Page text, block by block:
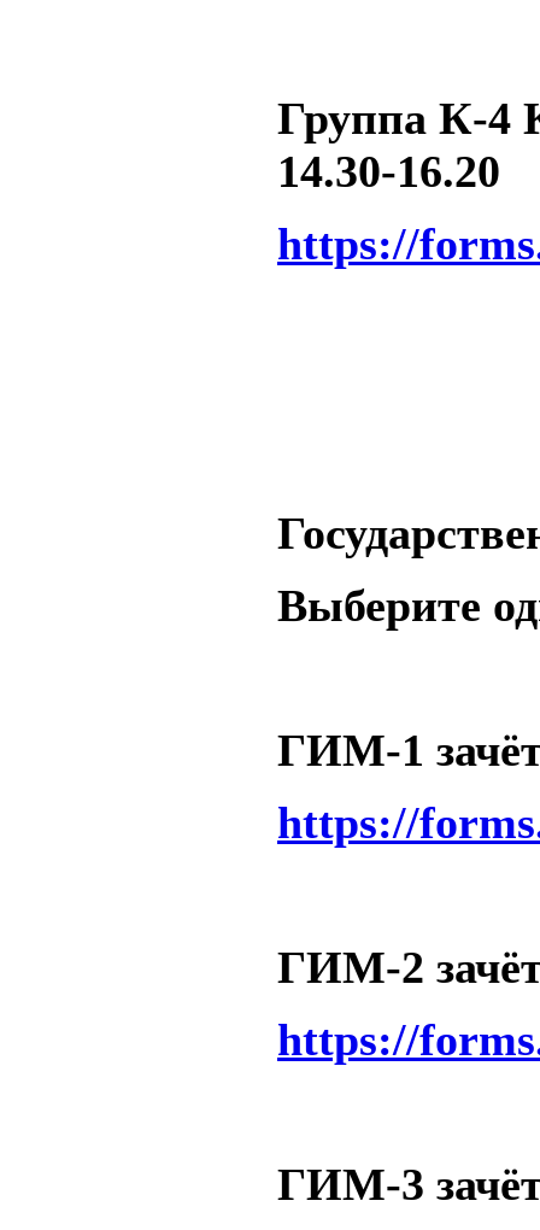
Группа К-4
14.30-16.20
https://
Выберите
ГИМ-1
https://
ГИМ-2
https://
ГИМ-3